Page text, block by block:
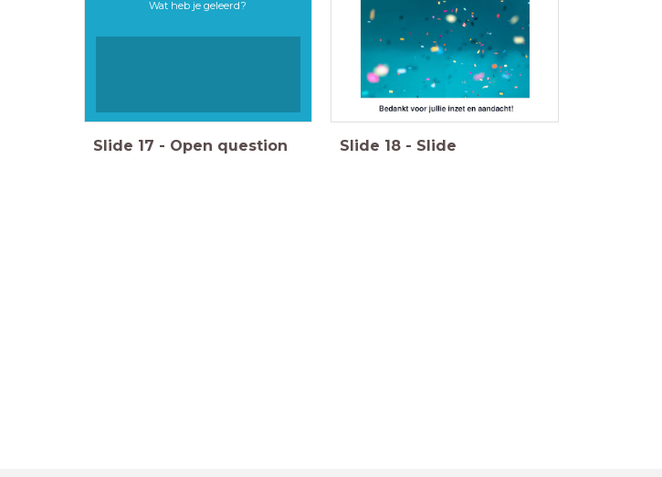
Wat heb je geleerd?
Slide 17 - Open question Slide 18 - Slide